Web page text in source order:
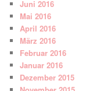
Juni 2016
Mai 2016
April 2016
März 2016
Februar 2016
Januar 2016
Dezember 2015